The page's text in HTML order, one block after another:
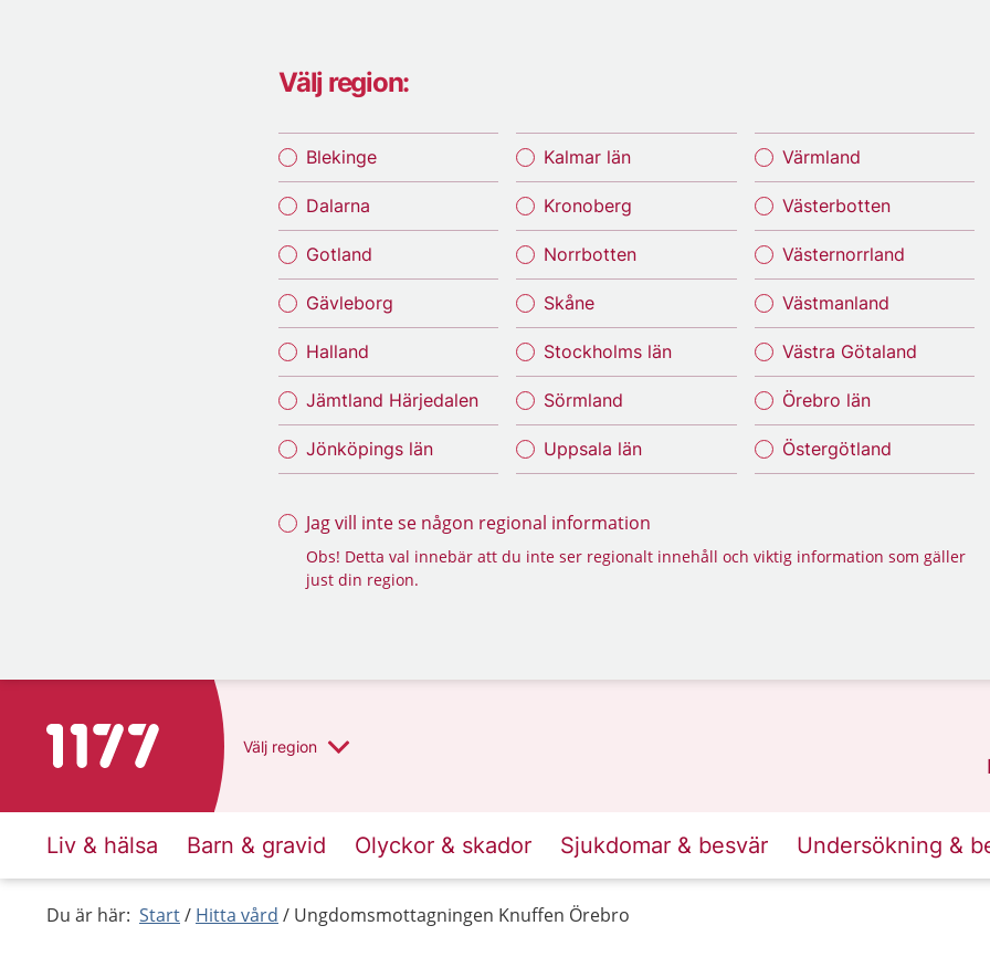
Välj region:
Blekinge
Dalarna
Gotland
Gävleborg
Halland
Jämtland Härjedalen
Jönköpings län
Kalmar län
Kronoberg
Norrbotten
Skåne
Stockholms län
Sörmland
Uppsala län
Värmland
Västerbotten
Västernorrland
Västmanland
Västra Götaland
Örebro län
Östergötland
Jag vill inte se någon regional information
Obs! Detta val innebär att du inte ser regionalt innehåll och viktig information som gäller
just din region.
Till startsidan för 1177 Välj region
Liv & hälsa Barn & gravid Olyckor & skador Sjukdomar & besvär Undersökning &
Du är här: Start Hitta vård Ungdomsmottagningen Knuffen Örebro